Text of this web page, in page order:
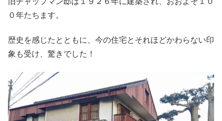
０年たちます。
歴史を感じたとともに、今の住宅とそれほどかわらない印
象も受け、驚きでした！